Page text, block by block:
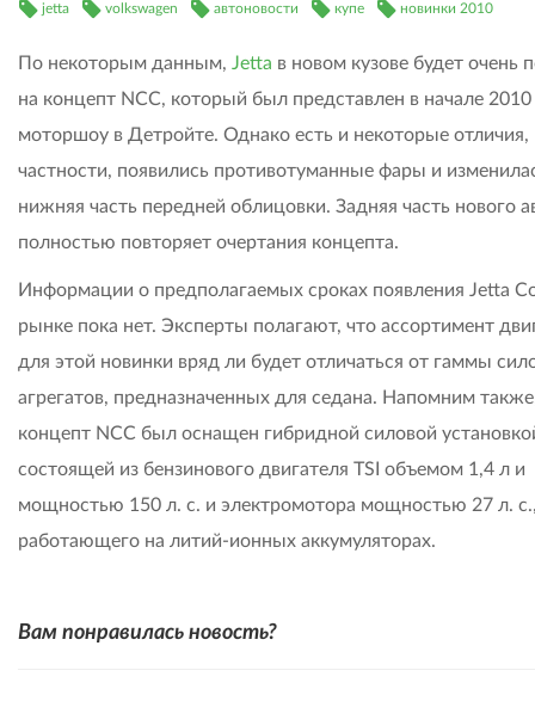
jetta volkswagen автоновости купе новинки 2010
По некоторым данным, Jetta в новом кузове будет очень
на концепт NCC, который был представлен в начале 2010
моторшоу в Детройте. Однако есть и некоторые отличия,
частности, появились противотуманные фары и
нижняя часть передней облицовки. Задняя часть нового
полностью повторяет очертания концепта.
Информации о предполагаемых сроках появления Jetta
рынке пока нет. Эксперты полагают, что ассортимент
для этой новинки вряд ли будет отличаться от гаммы
агрегатов, предназначенных для седана. Напомним
концепт NCC был оснащен гибридной силовой
состоящей из бензинового двигателя TSI объемом 1,4 л и
мощностью 150 л. с. и электромотора мощностью 27 л.
работающего на литий-ионных аккумуляторах.
Вам понравилась новость?